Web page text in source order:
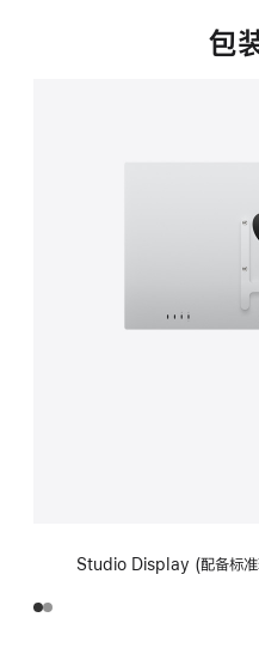
中
包
Studio Display (配备标准